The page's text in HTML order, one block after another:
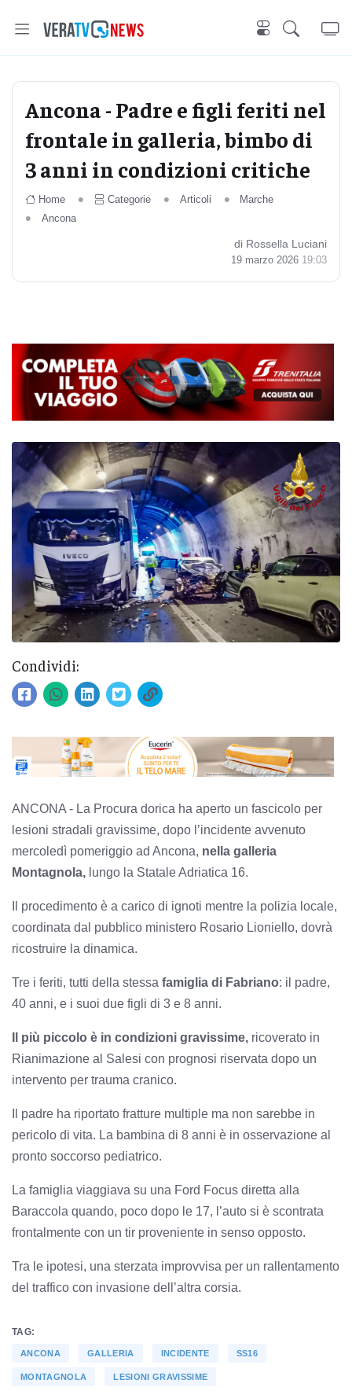
Ancona - Padre e figli feriti nel
frontale in galleria, bimbo di
3 anni in condizioni critiche
Home Categorie Articoli
Marche
Ancona
di Rossella Luciani
19 marzo 2026 19:03
Condividi:
ANCONA - La Procura dorica ha aperto un fascicolo per
lesioni stradali gravissime, dopo l’incidente avvenuto
mercoledì pomeriggio ad Ancona, nella galleria
Montagnola, lungo la Statale Adriatica 16.
Il procedimento è a carico di ignoti mentre la polizia locale,
coordinata dal pubblico ministero Rosario Lioniello, dovrà
ricostruire la dinamica.
Tre i feriti, tutti della stessa famiglia di Fabriano: il padre,
40 anni, e i suoi due figli di 3 e 8 anni.
Il più piccolo è in condizioni gravissime, ricoverato in
Rianimazione al Salesi con prognosi riservata dopo un
intervento per trauma cranico.
Il padre ha riportato fratture multiple ma non sarebbe in
pericolo di vita. La bambina di 8 anni è in osservazione al
pronto soccorso pediatrico.
La famiglia viaggiava su una Ford Focus diretta alla
Baraccola quando, poco dopo le 17, l’auto si è scontrata
frontalmente con un tir proveniente in senso opposto.
Tra le ipotesi, una sterzata improvvisa per un rallentamento
del traffico con invasione dell’altra corsia.
TAG:
ANCONA GALLERIA INCIDENTE SS16
MONTAGNOLA LESIONI GRAVISSIME